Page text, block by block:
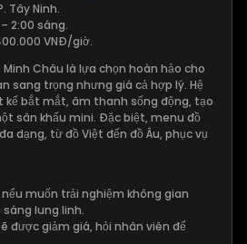
Tây Ninh.
2:00 sáng.
VNĐ/giờ.
Minh Châu là lựa chọn hoàn hảo cho
sang trọng nhưng giá cả hợp lý. Hệ
bắt mắt, âm thanh sống động, tạo
sân khấu mini. Đặc biệt, menu đồ
dạng, từ đồ Việt đến đồ Âu, phục vụ
nếu muốn trải nghiệm không gian
lung linh.
được giảm giá, hỏi nhân viên để